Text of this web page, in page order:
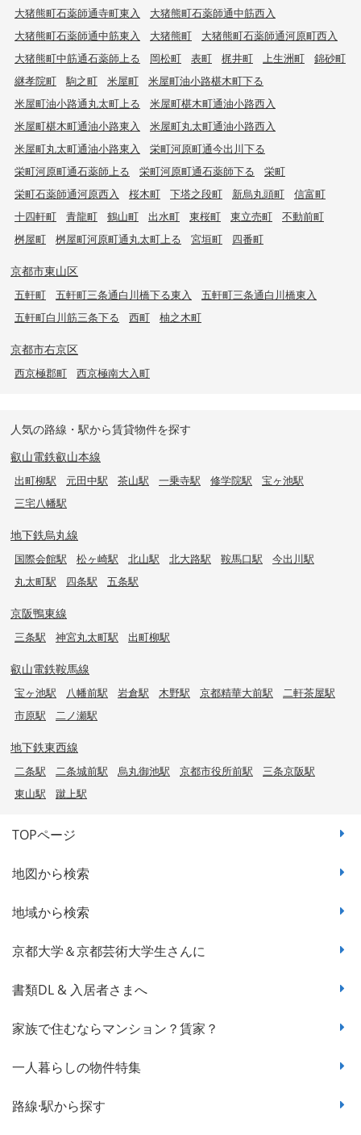
大猪熊町石薬師通寺町東入
大猪熊町石薬師通中筋西入
大猪熊町石薬師通中筋東入
大猪熊町
大猪熊町石薬師通河原町西入
大猪熊町中筋通石薬師上る
岡松町 表町 梶井町 上生洲町
錦砂町
継孝院町
駒之町 米屋町
米屋町油小路椹木町下る
米屋町油小路通丸太町上る
米屋町椹木町通油小路西入
米屋町椹木町通油小路東入
米屋町丸太町通油小路西入
米屋町丸太町通油小路東入
栄町河原町通今出川下る
栄町河原町通石薬師上る
栄町河原町通石薬師下る
栄町
栄町石薬師通河原西入
桜木町 下塔之段町 新烏丸頭町
信富町
十四軒町
青龍町 鶴山町 出水町 東桜町 東立売町
不動前町
桝屋町
桝屋町河原町通丸太町上る 宮垣町 四番町
京都市東山区
五軒町 五軒町三条通白川橋下る東入
五軒町三条通白川橋東入
五軒町白川筋三条下る
西町 柚之木町
京都市右京区
西京極郡町 西京極南大入町
人気の路線・駅から賃貸物件を探す
叡山電鉄叡山本線
出町柳駅 元田中駅 茶山駅 一乗寺駅 修学院駅
宝ヶ池駅
三宅八幡駅
地下鉄烏丸線
国際会館駅 松ヶ崎駅 北山駅 北大路駅 鞍馬口駅
今出川駅
丸太町駅
四条駅 五条駅
京阪鴨東線
三条駅 神宮丸太町駅 出町柳駅
叡山電鉄鞍馬線
宝ヶ池駅 八幡前駅 岩倉駅 木野駅 京都精華大前駅
二軒茶屋駅
市原駅
二ノ瀬駅
地下鉄東西線
二条駅 二条城前駅 烏丸御池駅 京都市役所前駅
三条京阪駅
東山駅
蹴上駅
TOPページ
地図から検索
地域から検索
京都大学＆京都芸術大学生さんに
書類DL & 入居者さまへ
家族で住むならマンション？賃家？
一人暮らしの物件特集
路線·駅から探す